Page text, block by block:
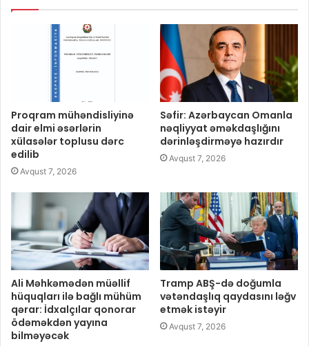
Proqram mühəndisliyinə
dair elmi əsərlərin
xülasələr toplusu dərc
edilib
Avqust 7, 2026
Səfir: Azərbaycan Omanla
nəqliyyat əməkdaşlığını
dərinləşdirməyə hazırdır
Avqust 7, 2026
Ali Məhkəmədən müəllif
hüquqları ilə bağlı mühüm
qərar: İdxalçılar qonorar
ödəməkdən yayına
bilməyəcək
Tramp ABŞ-də doğumla
vətəndaşlıq qaydasını ləğv
etmək istəyir
Avqust 7, 2026